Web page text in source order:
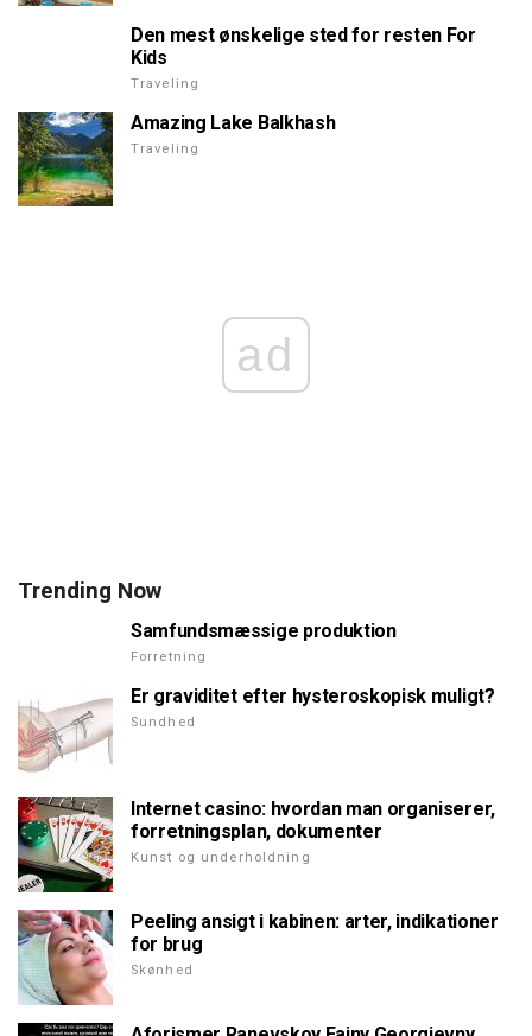
Den mest ønskelige sted for resten For
Kids
Traveling
Amazing Lake Balkhash
Traveling
ad
Trending Now
Samfundsmæssige produktion
Forretning
Er graviditet efter hysteroskopisk muligt?
Sundhed
Internet casino: hvordan man organiserer,
forretningsplan, dokumenter
Kunst og underholdning
Peeling ansigt i kabinen: arter, indikationer
for brug
Skønhed